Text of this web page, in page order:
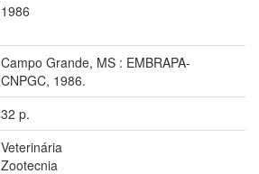
1986
Campo Grande, MS : EMBRAPA-
CNPGC, 1986.
32 p.
Veterinária
Zootecnia